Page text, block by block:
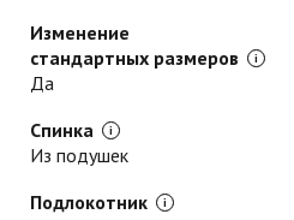
Изменение
стандартных размеров
Да
Спинка
Из подушек
Подлокотник